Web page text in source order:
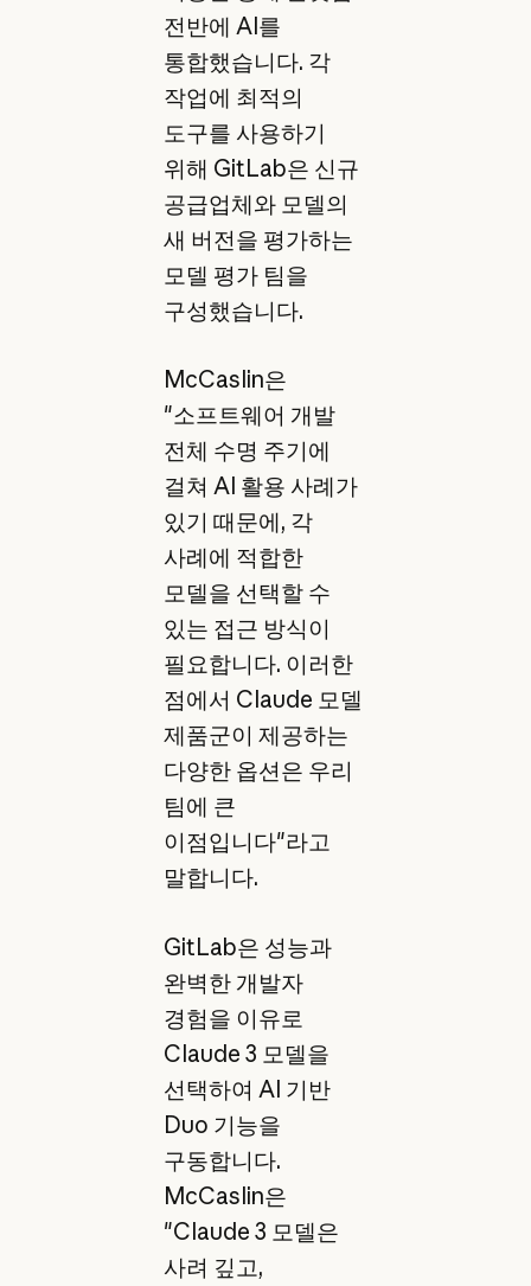
전반에 AI를
통합했습니다. 각
작업에 최적의
도구를 사용하기
위해 GitLab은 신규
공급업체와 모델의
새 버전을 평가하는
모델 평가 팀을
구성했습니다.
McCaslin은
"소프트웨어 개발
전체 수명 주기에
걸쳐 AI 활용 사례가
있기 때문에, 각
사례에 적합한
모델을 선택할 수
있는 접근 방식이
필요합니다. 이러한
점에서 Claude 모델
제품군이 제공하는
다양한 옵션은 우리
팀에 큰
이점입니다"라고
말합니다.
GitLab은 성능과
완벽한 개발자
경험을 이유로
Claude 3 모델을
선택하여 AI 기반
Duo 기능을
구동합니다.
McCaslin은
"Claude 3 모델은
사려 깊고,